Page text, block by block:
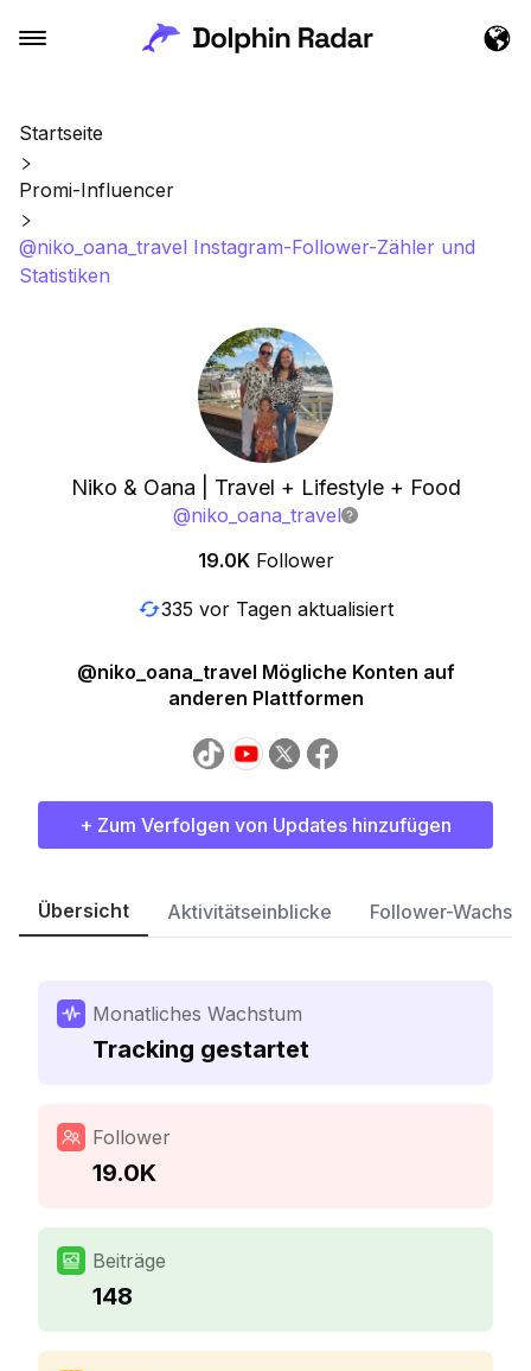
Startseite
Promi-Influencer
@niko_oana_travel Instagram-Follower-Zähler und
Statistiken
Niko & Oana | Travel + Lifestyle + Food
@niko_oana_travel
19.0K Follower
335 vor Tagen aktualisiert
@niko_oana_travel Mögliche Konten auf
anderen Plattformen
+ Zum Verfolgen von Updates hinzufügen
Übersicht Aktivitätseinblicke Follower-
Monatliches Wachstum
Tracking gestartet
Follower
19.0K
Beiträge
148